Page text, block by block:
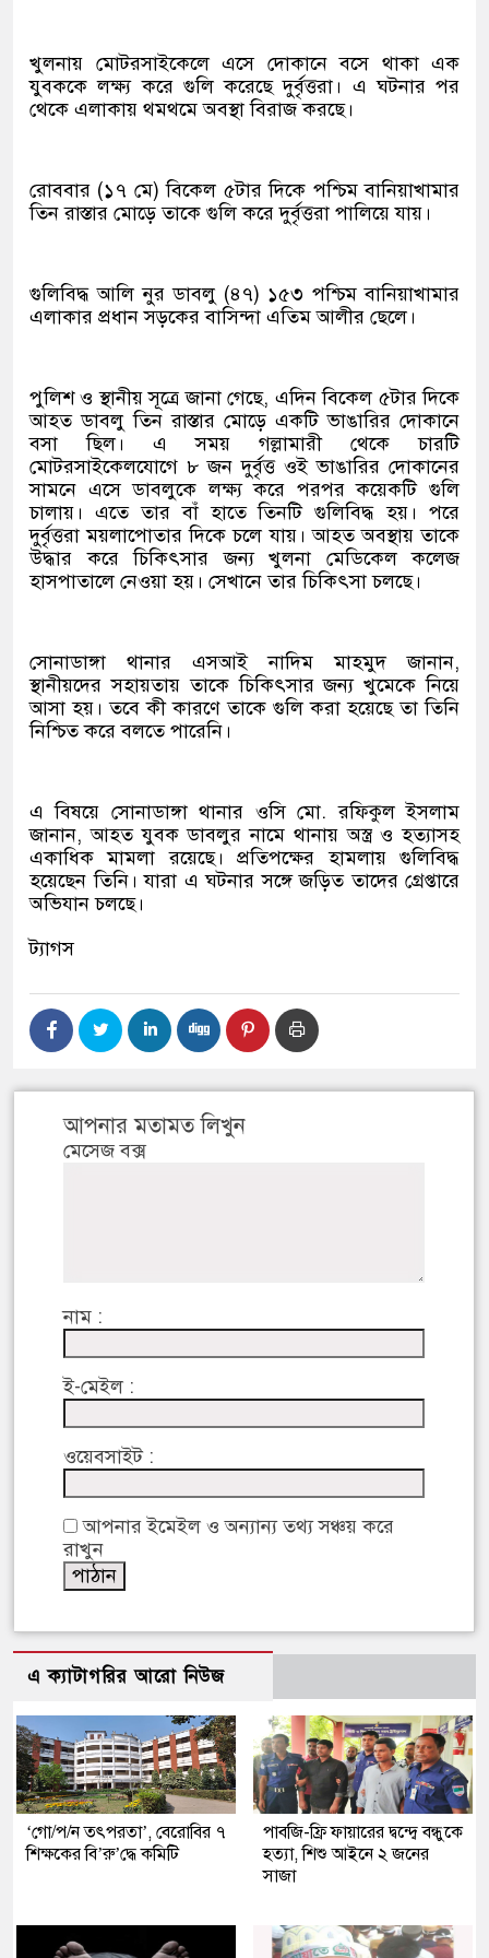
খুলনায় মোটরসাইকেলে এসে দোকানে বসে থাকা এক
যুবককে লক্ষ্য করে গুলি করেছে দুর্বৃত্তরা। এ ঘটনার পর
থেকে এলাকায় থমথমে অবস্থা বিরাজ করছে।
রোববার (১৭ মে) বিকেল ৫টার দিকে পশ্চিম বানিয়াখামার
তিন রাস্তার মোড়ে তাকে গুলি করে দুর্বৃত্তরা পালিয়ে যায়।
গুলিবিদ্ধ আলি নুর ডাবলু (৪৭) ১৫৩ পশ্চিম বানিয়াখামার
এলাকার প্রধান সড়কের বাসিন্দা এতিম আলীর ছেলে।
পুলিশ ও স্থানীয় সূত্রে জানা গেছে, এদিন বিকেল ৫টার দিকে
আহত ডাবলু তিন রাস্তার মোড়ে একটি ভাঙারির দোকানে
বসা ছিল। এ সময় গল্লামারী থেকে চারটি
মোটরসাইকেলযোগে ৮ জন দুর্বৃত্ত ওই ভাঙারির দোকানের
সামনে এসে ডাবলুকে লক্ষ্য করে পরপর কয়েকটি গুলি
চালায়। এতে তার বাঁ হাতে তিনটি গুলিবিদ্ধ হয়। পরে
দুর্বৃত্তরা ময়লাপোতার দিকে চলে যায়। আহত অবস্থায় তাকে
উদ্ধার করে চিকিৎসার জন্য খুলনা মেডিকেল কলেজ
হাসপাতালে নেওয়া হয়। সেখানে তার চিকিৎসা চলছে।
সোনাডাঙ্গা থানার এসআই নাদিম মাহমুদ জানান,
স্থানীয়দের সহায়তায় তাকে চিকিৎসার জন্য খুমেকে নিয়ে
আসা হয়। তবে কী কারণে তাকে গুলি করা হয়েছে তা তিনি
নিশ্চিত করে বলতে পারেনি।
এ বিষয়ে সোনাডাঙ্গা থানার ওসি মো. রফিকুল ইসলাম
জানান, আহত যুবক ডাবলুর নামে থানায় অস্ত্র ও হত্যাসহ
একাধিক মামলা রয়েছে। প্রতিপক্ষের হামলায় গুলিবিদ্ধ
হয়েছেন তিনি। যারা এ ঘটনার সঙ্গে জড়িত তাদের গ্রেপ্তারে
অভিযান চলছে।
ট্যাগস
আপনার মতামত লিখুন
মেসেজ বক্স
নাম :
ই-মেইল :
ওয়েবসাইট :
আপনার ইমেইল ও অন্যান্য তথ্য সঞ্চয় করে
রাখুন
এ ক্যাটাগরির আরো নিউজ
‘গো/প/ন তৎপরতা’, বেরোবির ৭
শিক্ষকের বি’রু’দ্ধে কমিটি
পাবজি-ফ্রি ফায়ারের দ্বন্দ্বে বন্ধুকে
হত্যা, শিশু আইনে ২ জনের
সাজা